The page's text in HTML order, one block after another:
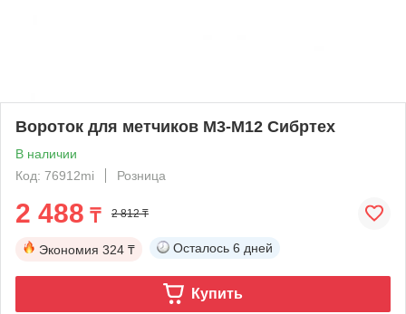
Вороток для метчиков М3-М12 Сибртех
В наличии
Код: 76912mi
Розница
2 488 ₸ 2 812 ₸
Экономия 324 ₸ Осталось 6 дней
Купить